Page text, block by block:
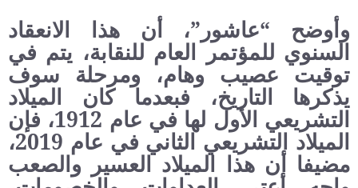
وأوضح “عاشور”، أن هذا الانعقاد
السنوي للمؤتمر العام للنقابة، يتم في
توقيت عصيب وهام، ومرحلة سوف
يذكرها التاريخ، فبعدما كان الميلاد
التشريعي الأول لها في عام 1912، فإن
الميلاد التشريعي الثاني في عام 2019،
مضيفا أن هذا الميلاد العسير والصعب